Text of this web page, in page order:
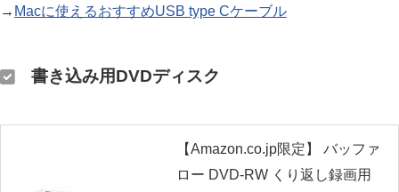
→ Macに使えるおすすめUSB type Cケーブル
書き込み用DVDディスク
【Amazon.co.jp限定】 バッファ
ロー DVD-RW くり返し録画用